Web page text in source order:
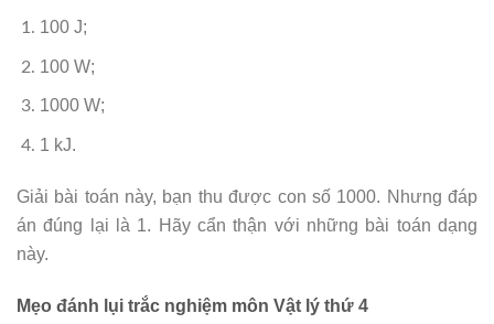
100 J;
100 W;
1000 W;
1 kJ.
Giải bài toán này, bạn thu được con số 1000. Nhưng đáp
án đúng lại là 1. Hãy cẩn thận với những bài toán dạng
này.
Mẹo đánh lụi trắc nghiệm môn Vật lý thứ 4